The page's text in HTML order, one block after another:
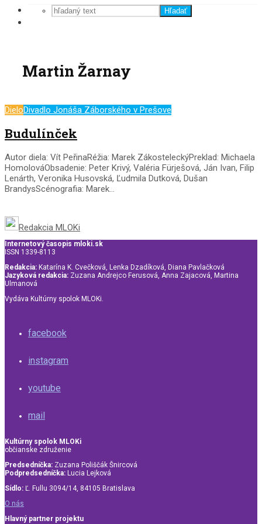
Hľadať
Martin Žarnay
DieloDivadlo Jonáša Záborského v Prešove
Budulínček
Autor diela: Vít PeřinaRéžia: Marek ZákosteleckýPreklad: Michaela
HomolováObsadenie: Peter Krivý, Valéria Fürješová, Ján Ivan, Filip
Lenárth, Veronika Husovská, Ľudmila Dutková, Dušan
BrandysScénografia: Marek...
Redakcia MLOKi
Internetový časopis mloki.sk
ISSN 1339-8113
Redakcia: Katarína K. Cvečková, Lenka Dzadíková, Diana Pavlačková
Jazyková redakcia: Zuzana Andrejco Ferusová, Anna Zajacová, Martina
Ulmanová
Vydáva Kultúrny spolok MLOKi.
facebook
instagram
youtube
mail
Kultúrny spolok MLOKi
občianske združenie
Predsedníčka: Zuzana Poliščák Šnircová
Podpredsedníčka: Lucia Lejková
Sídlo: Ľ. Fullu 3094/14, 84105 Bratislava
O nás
Hlavný partner projektu